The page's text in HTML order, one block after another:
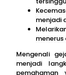
menjadi
Mengenali
menjadi